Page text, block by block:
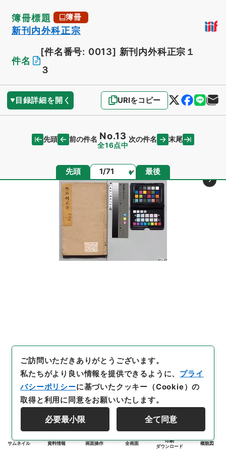
簿冊標題 簿冊
新刊内外科正宗
件名
[件名番号: 0013] 新刊内外科正宗１
３
目録詳細を開く URIをコピー
先頭 前の件名 No.13
全16点中
次の件名 末尾
先頭 ページ 最後
サムネイル 資料情報 画面操作 全画面
印刷
ダウンロード
概観図
ご訪問いただきありがとうございます。
私たちがより良い情報を提供できるように、 プライ
バシーポリシーに基づいたクッキー（Cookie）の
取得と利用に同意をお願いいたします。
必要最小限 全て同意